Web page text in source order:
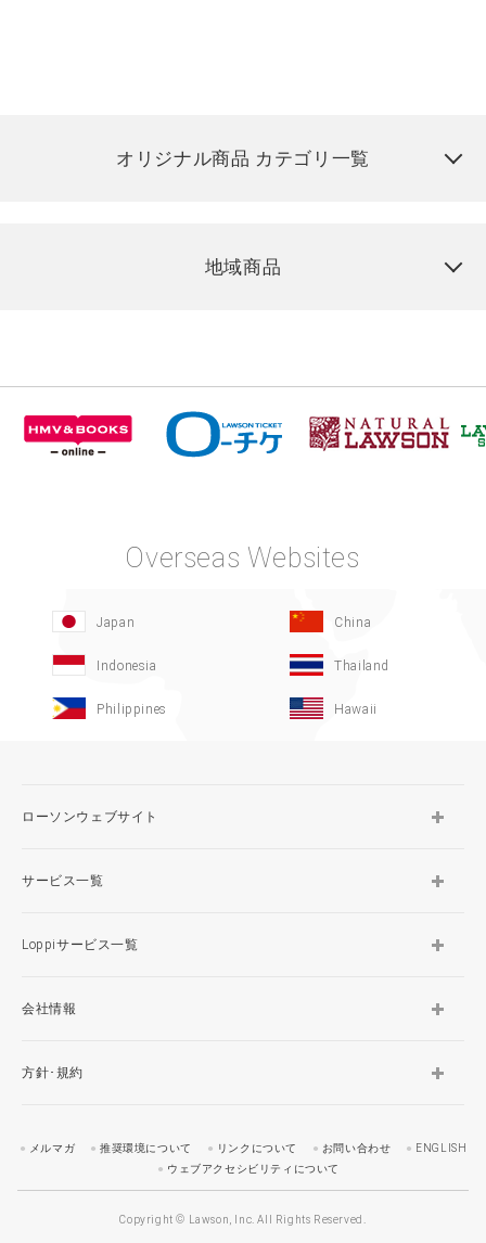
オリジナル商品 カテゴリ一覧
地域商品
Overseas Websites
Japan China
Indonesia Thailand
Philippines Hawaii
ローソンウェブサイト
サービス一覧
Loppiサービス一覧
会社情報
方針･規約
メルマガ 推奨環境について リンクについて お問い合わせ
ENGLISH
ウェブアクセシビリティについて
Copyright © Lawson, Inc. All Rights Reserved.